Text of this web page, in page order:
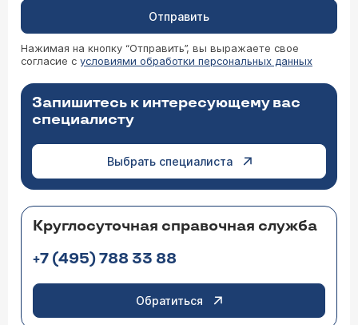
Отправить
Нажимая на кнопку “Отправить”, вы выражаете свое
согласие с условиями обработки персональных данных
Запишитесь к интересующему вас
специалисту
Выбрать специалиста
Круглосуточная справочная служба
+7 (495) 788 33 88
Обратиться